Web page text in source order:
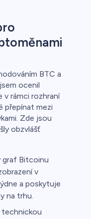
BTC a
ocenil
rámci rozhraní
přepínat mezi
Zde jsou
obzvlášť
graf Bitcoinu
v
a poskytuje
na trhu.
technickou